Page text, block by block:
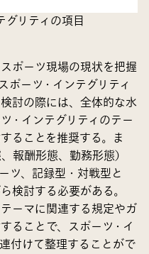
グリティの項目
ポーツ現場の現状を把握
ポーツ・インテグリティ
討の際には、全体的な水
・インテグリティのテー
ることを推奨する。ま
報酬形態、勤務形態）
ツ、記録型・対戦型と
検討する必要がある。
ーマに関連する規定やガ
ることで、スポーツ・イ
付けて整理することがで